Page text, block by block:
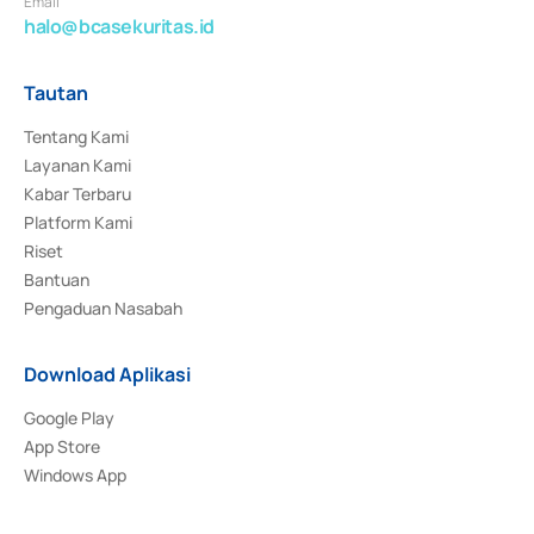
halo@bcasekuritas.id
Tautan
Tentang Kami
Layanan Kami
Kabar Terbaru
Platform Kami
Riset
Bantuan
Pengaduan Nasabah
Download Aplikasi
Google Play
App Store
Windows App